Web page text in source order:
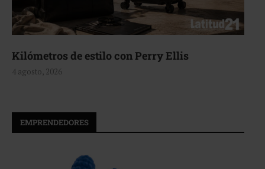
Aerie, texturas que fluyen
4 agosto, 2026
EMPRENDEDORES